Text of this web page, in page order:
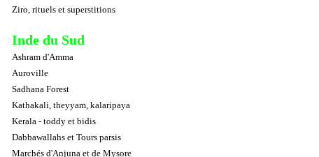
Ziro, rituels et superstitions
Inde du Sud
Ashram d'Amma
Auroville
Sadhana Forest
Kathakali, theyyam, kalaripaya
Kerala - toddy et bidis
Dabbawallahs et Tours parsis
Marchés d'Anjuna et de Mysore